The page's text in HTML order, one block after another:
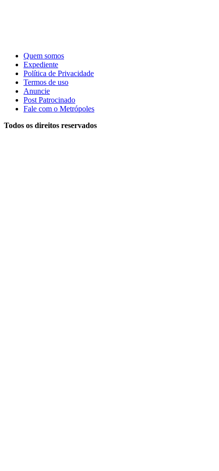
Quem somos
Expediente
Política de Privacidade
Termos de uso
Anuncie
Post Patrocinado
Fale com o Metrópoles
Todos os direitos reservados